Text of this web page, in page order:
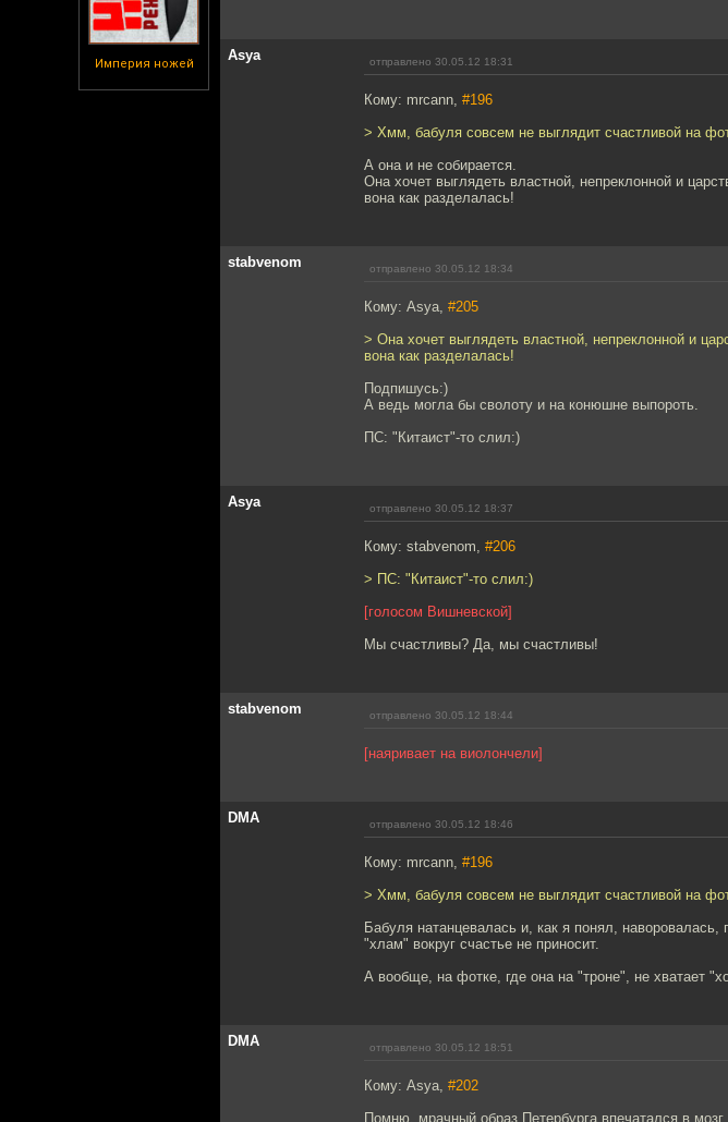
Империя ножей
Asya отправлено 30.05.12 18:31
Кому: mrcann, #196
> Хмм, бабуля совсем не выглядит счастливой на
А она и не собирается.
Она хочет выглядеть властной, непреклонной и
вона как разделалась!
stabvenom отправлено 30.05.12 18:34
Кому: Asya, #205
> Она хочет выглядеть властной, непреклонной и
вона как разделалась!
Подпишусь:)
А ведь могла бы сволоту и на конюшне выпороть.
ПС: "Китаист"-то слил:)
Asya отправлено 30.05.12 18:37
Кому: stabvenom, #206
> ПС: "Китаист"-то слил:)
[голосом Вишневской]
Мы счастливы? Да, мы счастливы!
stabvenom отправлено 30.05.12 18:44
[наяривает на виолончели]
DMA отправлено 30.05.12 18:46
Кому: mrcann, #196
> Хмм, бабуля совсем не выглядит счастливой на
Бабуля натанцевалась и, как я понял,
"хлам" вокруг счастье не приносит.
А вообще, на фотке, где она на "троне", не хватает
DMA отправлено 30.05.12 18:51
Кому: Asya, #202
Помню, мрачный образ Петербурга впечатался в